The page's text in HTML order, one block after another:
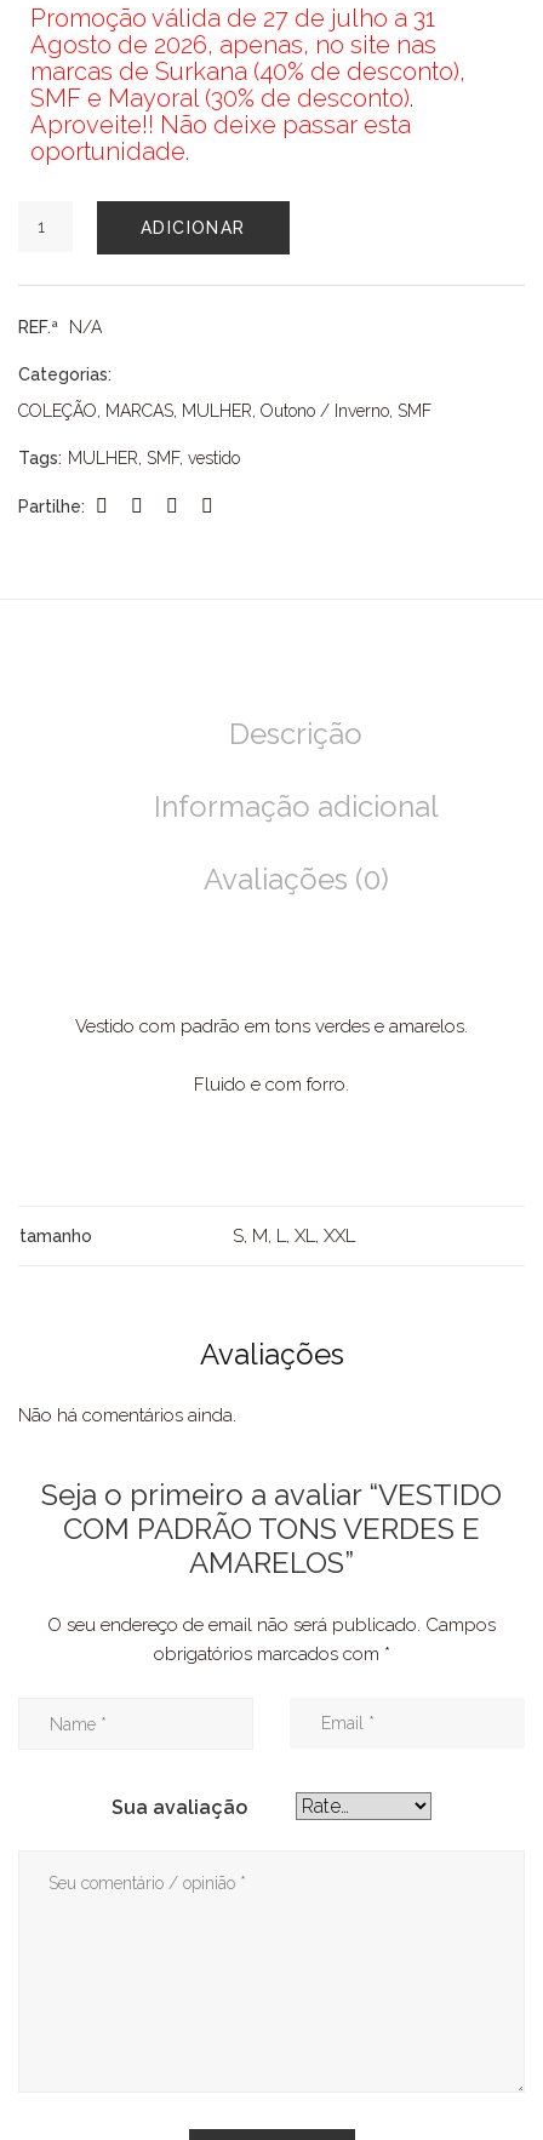
Promoção válida de 27 de julho a 31
Agosto de 2026, apenas, no site nas
marcas de Surkana (40% de desconto),
SMF e Mayoral (30% de desconto).
Aproveite!! Não deixe passar esta
oportunidade.
de
COM
PADRÃO
VERDES
E
AMARELOS
ADICIONAR
REF.ª N/A
Categorias:
COLEÇÃO, MARCAS, MULHER, Outono / Inverno, SMF
Tags: MULHER, SMF, vestido
Partilhe:
Descrição
Informação adicional
Avaliações (0)
Vestido com padrão em tons verdes e amarelos.
Fluido e com forro.
tamanho S, M, L, XL, XXL
Avaliações
Não há comentários ainda.
Seja o primeiro a avaliar “VESTIDO
COM PADRÃO TONS VERDES E
AMARELOS”
O seu endereço de email não será publicado. Campos
obrigatórios marcados com *
Sua avaliação